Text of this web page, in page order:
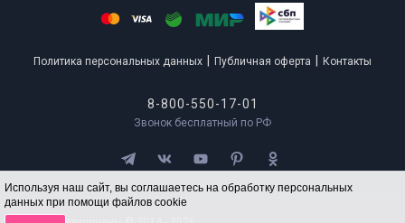
Используя наш сайт, вы соглашаетесь на обработку персональных
данных при помощи файлов cookie
Политика персональных данных Публичная оферта Контакты
8-800-550-17-01
Звонок бесплатный по РФ